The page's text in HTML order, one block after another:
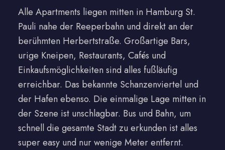
Alle Apartments liegen mitten in Hamburg St.
Pauli nahe der Reeperbahn und direkt an der
berühmten Herbertstraße. Großartige Bars,
urige Kneipen, Restaurants, Cafés und
Einkaufsmöglichkeiten sind alles fußläufig
erreichbar. Das bekannte Schanzenviertel und
der Hafen ebenso. Die einmalige Lage mitten in
der Szene ist unschlagbar. Bus und Bahn, um
schnell die gesamte Stadt zu erkunden ist alles
super easy und nur wenige Meter entfernt.